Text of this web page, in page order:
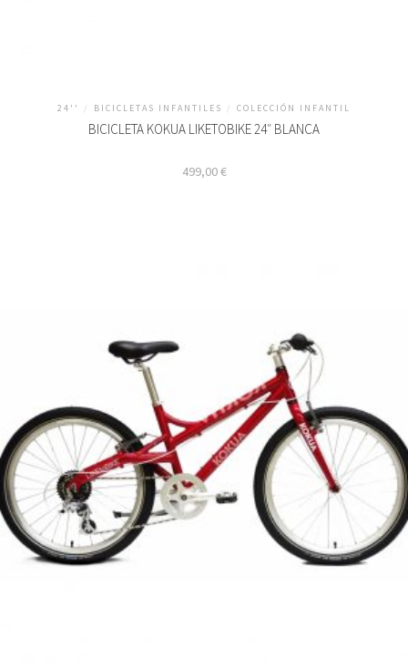
24'' / BICICLETAS INFANTILES / COLECCIÓN INFANTIL
BICICLETA KOKUA LIKETOBIKE 24″ BLANCA
499,00€